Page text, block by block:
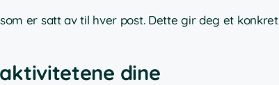
er satt av til hver post. Dette gir deg et konkret
dine